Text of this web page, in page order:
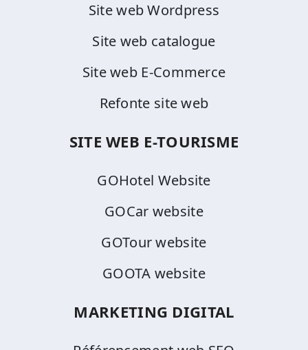
Site web Wordpress
Site web catalogue
Site web E-Commerce
Refonte site web
SITE WEB E-TOURISME
GOHotel Website
GOCar website
GOTour website
GOOTA website
MARKETING DIGITAL